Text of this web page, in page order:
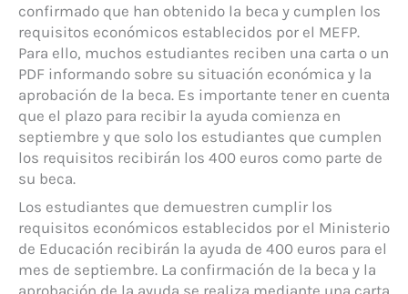
confirmado que han obtenido la beca y cumplen los
requisitos económicos establecidos por el MEFP.
Para ello, muchos estudiantes reciben una carta o un
PDF informando sobre su situación económica y la
aprobación de la beca. Es importante tener en cuenta
que el plazo para recibir la ayuda comienza en
septiembre y que solo los estudiantes que cumplen
los requisitos recibirán los 400 euros como parte de
su beca.
Los estudiantes que demuestren cumplir los
requisitos económicos establecidos por el Ministerio
de Educación recibirán la ayuda de 400 euros para el
mes de septiembre. La confirmación de la beca y la